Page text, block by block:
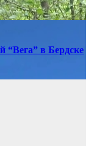
“Вега” в Бердске